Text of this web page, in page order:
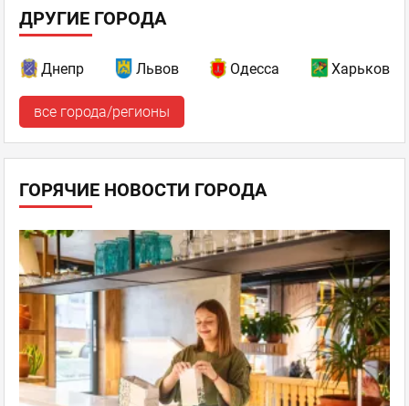
ДРУГИЕ ГОРОДА
Днепр Львов Одесса Харьков
все города/регионы
ГОРЯЧИЕ НОВОСТИ ГОРОДА